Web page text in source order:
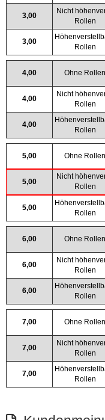
3,00
Nicht
Rollen
3,00
Rollen
4,00 Ohne Rollen
4,00
Nicht
Rollen
4,00
Rollen
5,00 Ohne Rollen
5,00
Nicht
Rollen
5,00
Rollen
6,00 Ohne Rollen
6,00
Nicht
Rollen
6,00
Rollen
7,00 Ohne Rollen
7,00
Nicht
Rollen
7,00
Rollen